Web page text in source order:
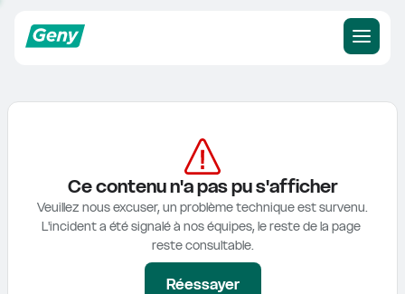
Ce contenu n'a pas pu s'afficher
Veuillez nous excuser, un problème technique est survenu.
L'incident a été signalé à nos équipes, le reste de la page
reste consultable.
Réessayer